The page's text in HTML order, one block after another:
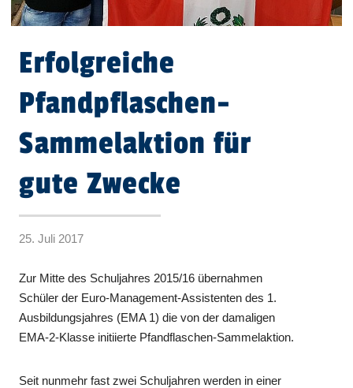
Erfolgreiche
Pfandpflaschen-
Sammelaktion für
gute Zwecke
25. Juli 2017
Zur Mitte des Schuljahres 2015/16 übernahmen
Schüler der Euro-Management-Assistenten des 1.
Ausbildungsjahres (EMA 1) die von der damaligen
EMA-2-Klasse initiierte Pfandflaschen-Sammelaktion.
Seit nunmehr fast zwei Schuljahren werden in einer